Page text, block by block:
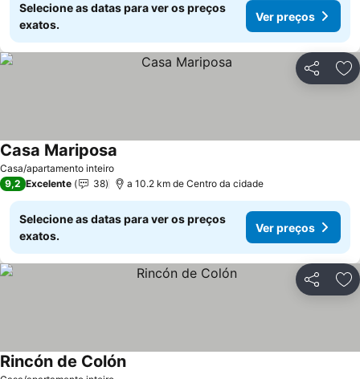
Selecione as datas para ver os preços
exatos.
Ver preços
Partilhar
Casa/apartamento inteiro
Casa Mariposa
9,2 Excelente 38 a 10.2 km de Centro da cidade
Selecione as datas para ver os preços
exatos.
Ver preços
Partilhar
Rincón de ColónVer preços